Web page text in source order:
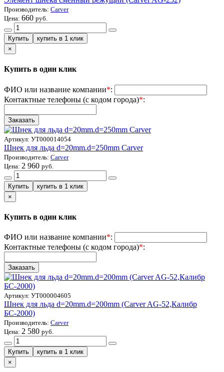
Производитель: Carver
Цена: 660 руб.
×
Купить в один клик
ФИО или название компании*:
Контактные телефоны (с кодом города)*:
Артикул: УТ000014054
Шнек для льда d=20mm.d=250mm Carver
Производитель: Carver
Цена: 2 960 руб.
×
Купить в один клик
ФИО или название компании*:
Контактные телефоны (с кодом города)*:
Артикул: УТ000004605
Шнек для льда d=20mm.d=200mm (Carver AG-52,Калибр
БС-2000)
Производитель: Carver
Цена: 2 580 руб.
×